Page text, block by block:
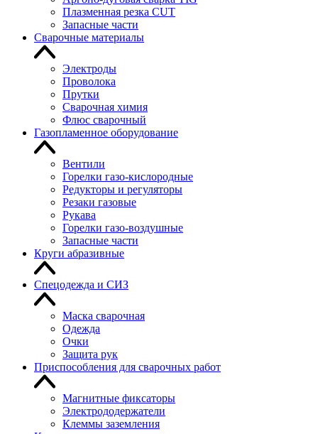
Плазменная резка CUT
Запасные части
Сварочные материалы
Электроды
Проволока
Прутки
Сварочная химия
Флюс сварочный
Газопламенное оборудование
Вентили
Горелки газо-кислородные
Редукторы и регуляторы
Резаки газовые
Рукава
Горелки газо-воздушные
Запасные части
Круги абразивные
Спецодежда и СИЗ
Маска сварочная
Одежда
Очки
Защита рук
Приспособления для сварочных работ
Магнитные фиксаторы
Электрододержатели
Клеммы заземления